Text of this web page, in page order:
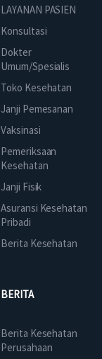
LAYANAN PASIEN
Konsultasi
Dokter
Umum/Spesialis
Toko Kesehatan
Janji Pemesanan
Vaksinasi
Pemeriksaan
Kesehatan
Janji Fisik
Asuransi Kesehatan
Pribadi
Berita Kesehatan
BERITA
Berita Kesehatan
Perusahaan